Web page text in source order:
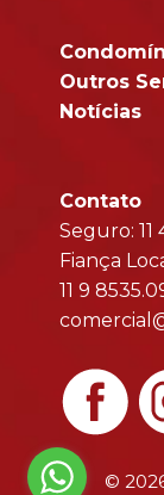
Outros
Notícias
Contato
Seguro: 11
Fiança
11 9
©